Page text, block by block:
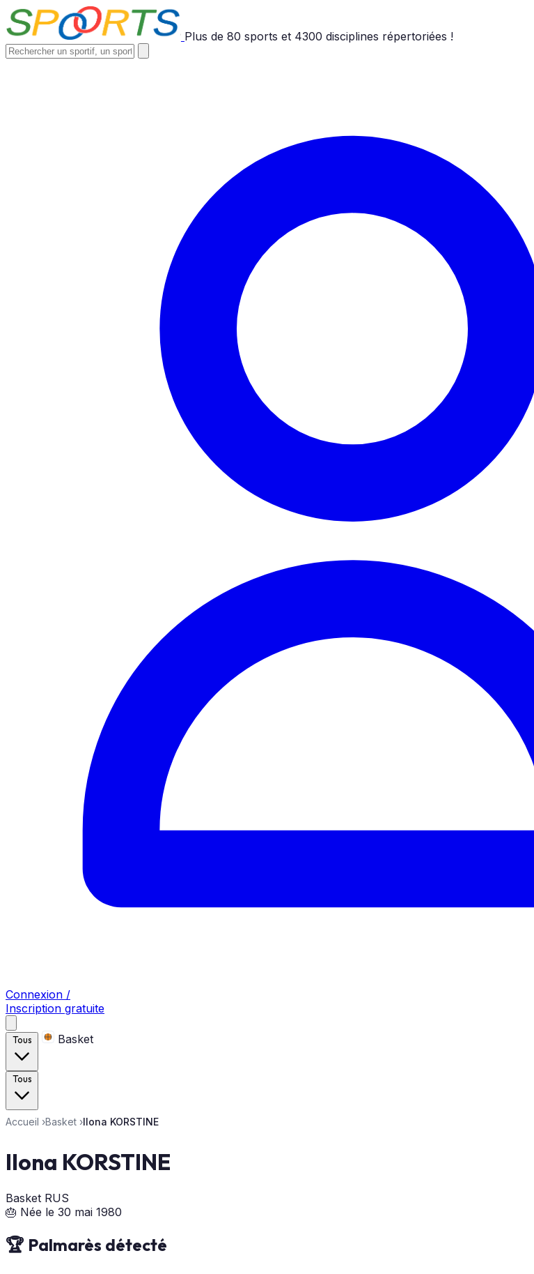
Plus de 80 sports et 4300 disciplines répertoriées !
Connexion /
Inscription gratuite
Tous Basket
Tous
Accueil ›Basket ›Ilona KORSTINE
Ilona KORSTINE
Basket RUS
🎂 Née le 30 mai 1980
🏆 Palmarès détecté